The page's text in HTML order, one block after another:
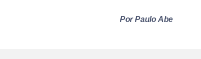
Por Paulo Abe